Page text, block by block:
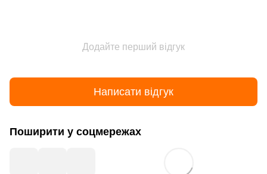
Додайте перший відгук
Написати відгук
Поширити у соцмережах